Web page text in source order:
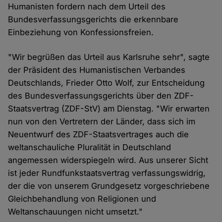
Humanisten fordern nach dem Urteil des
Bundesverfassungsgerichts die erkennbare
Einbeziehung von Konfessionsfreien.
"Wir begrüßen das Urteil aus Karlsruhe sehr", sagte
der Präsident des Humanistischen Verbandes
Deutschlands, Frieder Otto Wolf, zur Entscheidung
des Bundesverfassungsgerichts über den ZDF-
Staatsvertrag (ZDF-StV) am Dienstag. "Wir erwarten
nun von den Vertretern der Länder, dass sich im
Neuentwurf des ZDF-Staatsvertrages auch die
weltanschauliche Pluralität in Deutschland
angemessen widerspiegeln wird. Aus unserer Sicht
ist jeder Rundfunkstaatsvertrag verfassungswidrig,
der die von unserem Grundgesetz vorgeschriebene
Gleichbehandlung von Religionen und
Weltanschauungen nicht umsetzt."